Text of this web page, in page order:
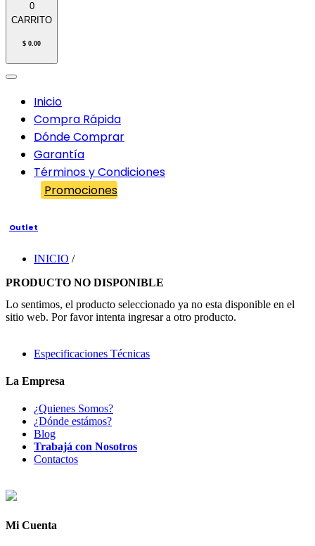
0
CARRITO
$ 0.00
Inicio
Compra Rápida
Dónde Comprar
Garantía
Términos y Condiciones
Promociones
Outlet
INICIO /
PRODUCTO NO DISPONIBLE
Lo sentimos, el producto seleccionado ya no esta disponible en el
sitio web. Por favor intenta ingresar a otro producto.
Especificaciones Técnicas
La Empresa
¿Quienes Somos?
¿Dónde estámos?
Blog
Trabajá con Nosotros
Contactos
Mi Cuenta